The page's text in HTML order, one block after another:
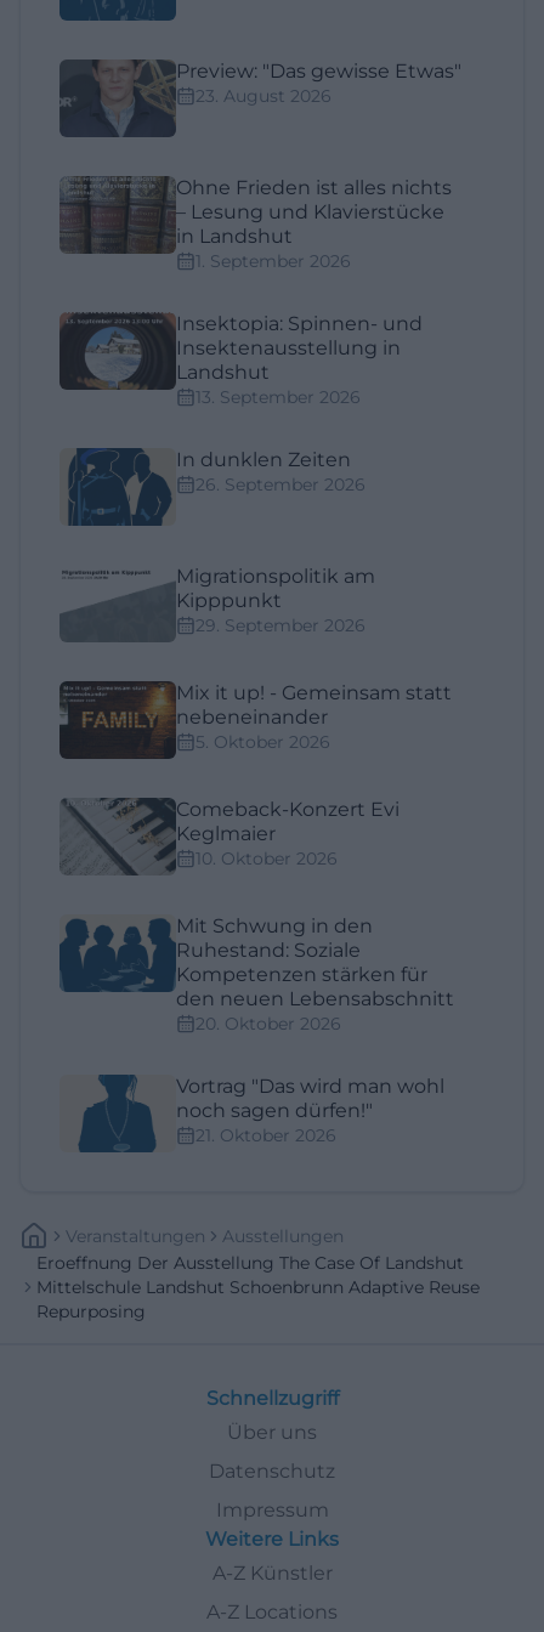
Preview: "Das gewisse Etwas"
23. August 2026
Ohne Frieden ist alles nichts
– Lesung und Klavierstücke
in Landshut
1. September 2026
Insektopia: Spinnen- und
Insektenausstellung in
Landshut
13. September 2026
In dunklen Zeiten
26. September 2026
Migrationspolitik am
Kipppunkt
29. September 2026
Mix it up! - Gemeinsam statt
nebeneinander
5. Oktober 2026
Comeback-Konzert Evi
Keglmaier
10. Oktober 2026
Mit Schwung in den
Ruhestand: Soziale
Kompetenzen stärken für
den neuen Lebensabschnitt
20. Oktober 2026
Vortrag "Das wird man wohl
noch sagen dürfen!"
21. Oktober 2026
Veranstaltungen
Ausstellungen
Eroeffnung Der Ausstellung The Case Of Landshut
Mittelschule Landshut Schoenbrunn Adaptive Reuse
Repurposing
Schnellzugriff
Über uns
Datenschutz
Impressum
Weitere Links
A-Z Künstler
A-Z Locations